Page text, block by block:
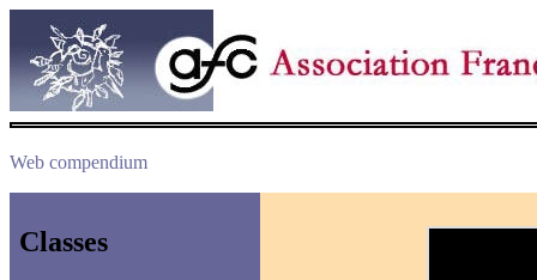
Web compendium
Classes